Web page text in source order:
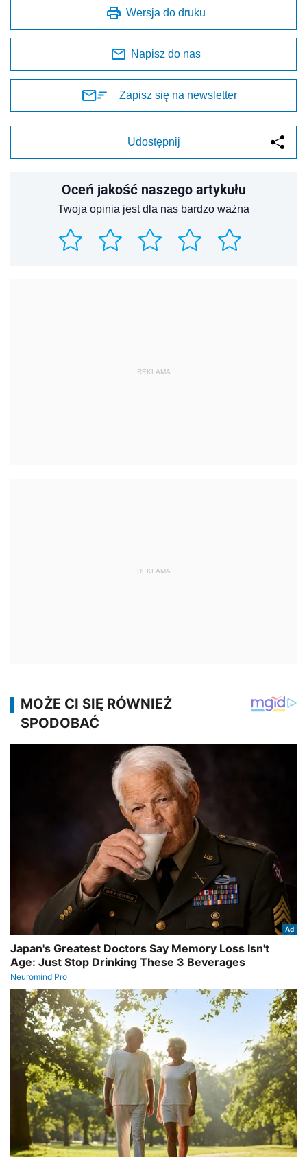
Wersja do druku
Napisz do nas
Zapisz się na newsletter
Udostępnij
Oceń jakość naszego artykułu
Twoja opinia jest dla nas bardzo ważna
REKLAMA
REKLAMA